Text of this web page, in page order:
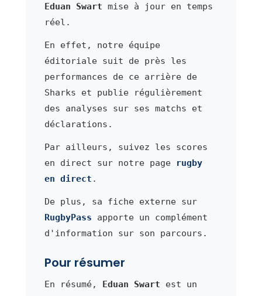
Eduan Swart mise à jour en temps
réel.
En effet, notre équipe
éditoriale suit de près les
performances de ce arrière de
Sharks et publie régulièrement
des analyses sur ses matchs et
déclarations.
Par ailleurs, suivez les scores
en direct sur notre page
rugby
en direct .
De plus, sa fiche externe sur
RugbyPass apporte un complément
d'information sur son parcours.
Pour résumer
En résumé, Eduan Swart est un